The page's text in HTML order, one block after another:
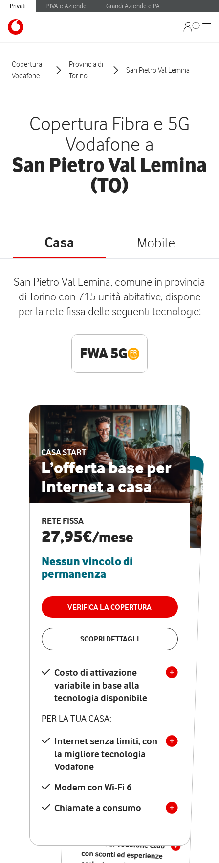
Privati P.IVA e Aziende Grandi Aziende e PA
Copertura
Vodafone
Provincia di
Torino
San Pietro Val Lemina
Copertura Fibra e 5G
Vodafone a
San Pietro Val Lemina
(TO)
Casa Mobile
San Pietro Val Lemina, comune in provincia
di Torino con 715 unità abitative, dispone
per la rete fissa delle seguenti tecnologie:
FWA 5G
CASA START
L’offerta base per
Internet a casa
RETE FISSA
27,95€/mese
Nessun vincolo di
permanenza
VERIFICA LA COPERTURA
SCOPRI DETTAGLI
Costo di attivazione
variabile in base alla
tecnologia disponibile
PER LA TUA CASA:
Internet senza limiti, con
la migliore tecnologia
Vodafone
Modem con Wi-Fi 6
Chiamate a consumo
ESCLUSIVA ONLINE
CASA PRO
Internet veloce e
vantaggi speciali
RETE FISSA + VODAFONE CLUB
29,95€
permanenza
VERIFICA LA COPERTURA
Costo di attivazione
variabile in base alla
tecnologia disponibile
PER LA TUA CASA:
Internet senza limiti, con
la migliore tecnologia
Vodafone
Modem Seven con Wi-Fi 7
Chiamate illimitate verso
numeri fissi e mobili
nazionali
12 mesi di Vodafone Club
con sconti ed esperienze
esclusive, poi si disattiva